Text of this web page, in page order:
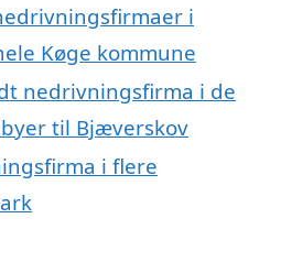
i
Køge kommune
nedrivningsfirma i de
til Bjæverskov
i flere